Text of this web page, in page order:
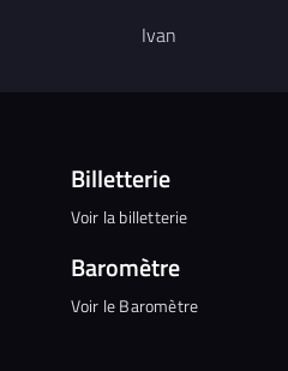
Ivan
Billetterie
Voir la billetterie
Baromètre
Voir le Baromètre